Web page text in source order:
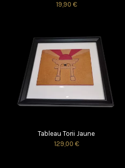
19,90 €
Tableau Torii Jaune
129,00 €